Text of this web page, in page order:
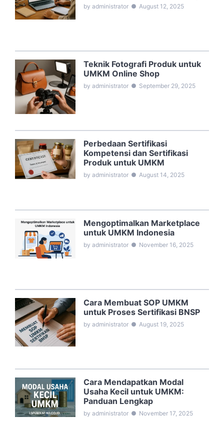
by administrator ● August 12, 2025
Teknik Fotografi Produk untuk
UMKM Online Shop
by administrator ● September 29, 2025
Perbedaan Sertifikasi
Kompetensi dan Sertifikasi
Produk untuk UMKM
by administrator ● August 14, 2025
Mengoptimalkan Marketplace
untuk UMKM Indonesia
by administrator ● November 16, 2025
Cara Membuat SOP UMKM
untuk Proses Sertifikasi BNSP
by administrator ● August 19, 2025
Cara Mendapatkan Modal
Usaha Kecil untuk UMKM:
Panduan Lengkap
by administrator ● November 17, 2025